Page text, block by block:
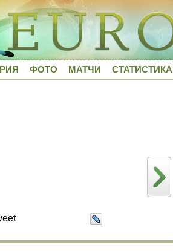
ФОТО МАТЧИ СТАТИСТИКА